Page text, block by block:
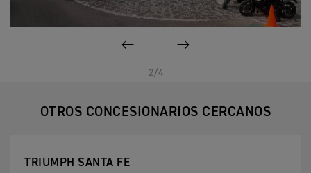
2/4
OTROS CONCESIONARIOS CERCANOS
TRIUMPH SANTA FE